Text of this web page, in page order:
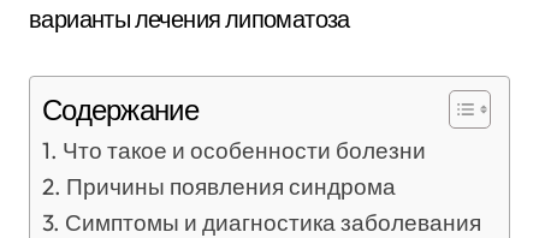
Содержание
Что такое и особенности болезни
Причины появления синдрома
Симптомы и диагностика заболевания